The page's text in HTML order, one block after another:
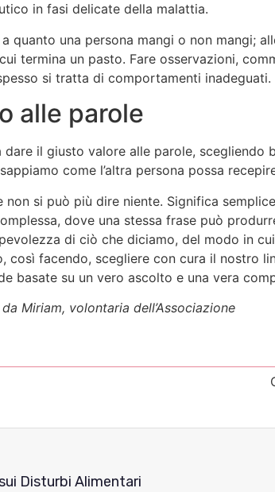
in fasi delicate della malattia.
quanto una persona mangi o non mangi;
termina un pasto. Fare osservazioni,
si tratta di comportamenti inadeguati.
alle parole
il giusto valore alle parole, scegliendo
come l’altra persona possa
non si può più dire niente. Significa
dove una stessa frase può
di ciò che diciamo, del modo in
così facendo, scegliere con cura il nostro
basate su un vero ascolto e una vera
Miriam, volontaria dell’Associazione
Disturbi Alimentari